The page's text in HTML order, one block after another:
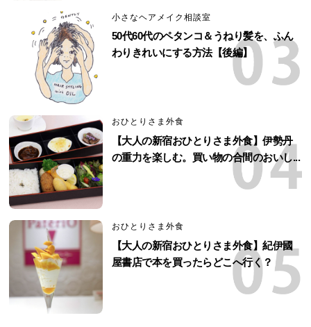
小さなヘアメイク相談室
50代60代のペタンコ＆うねり髪を、ふん
わりきれいにする方法【後編】
おひとりさま外食
【大人の新宿おひとりさま外食】伊勢丹
の重力を楽しむ。買い物の合間のおいし...
おひとりさま外食
【大人の新宿おひとりさま外食】紀伊國
屋書店で本を買ったらどこへ行く？